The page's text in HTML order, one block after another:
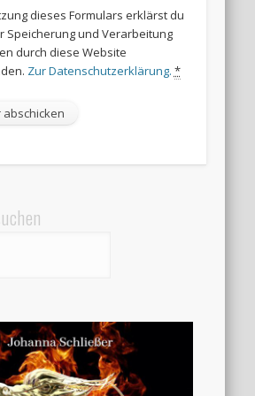
dieses Formulars erklärst du
Speicherung und Verarbeitung
durch diese Website
Zur Datenschutzerklärung. *